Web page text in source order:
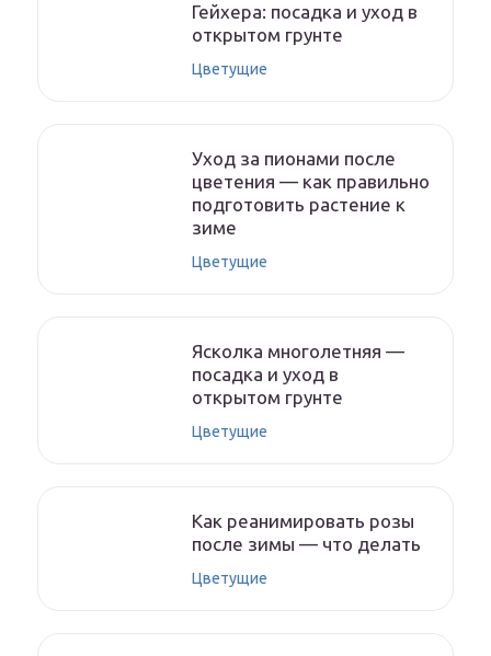
Гейхера: посадка и уход в
открытом грунте
Цветущие
Уход за пионами после
цветения — как правильно
подготовить растение к
зиме
Цветущие
Ясколка многолетняя —
посадка и уход в
открытом грунте
Цветущие
Как реанимировать розы
после зимы — что делать
Цветущие